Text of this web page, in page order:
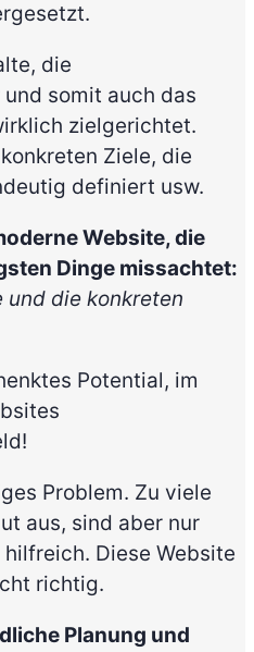
die
somit auch das
zielgerichtet.
Ziele, die
definiert usw.
Website, die
Dinge missachtet:
und die konkreten
Potential, im
Problem. Zu viele
aus, sind aber nur
Diese Website
richtig.
Planung und